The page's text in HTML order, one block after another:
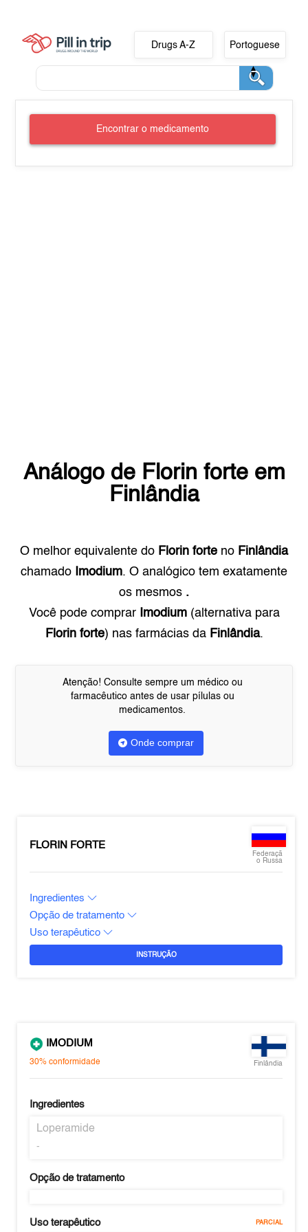
Drugs A-Z Portoguese
Encontrar o medicamento
Análogo de Florin forteem
Finlândia
O melhor equivalente do Florin forte no Finlândia
chamado
Imodium. O analógico tem exatamente
os mesmos .
Você pode comprar
Imodium(alternativa para
Florin forte) nas farmácias da Finlândia.
Atenção! Consulte sempre um médico ou
farmacêutico antes de usar pílulas ou
medicamentos.
Onde comprar
FLORIN FORTE
Federaçã
o Russa
Ingredientes
Opção de tratamento
Uso terapêutico
INSTRUÇÃO
IMODIUM
30%conformidade Finlândia
Ingredientes
Loperamide
-
Opção de tratamento
Uso terapêutico PARCIAL